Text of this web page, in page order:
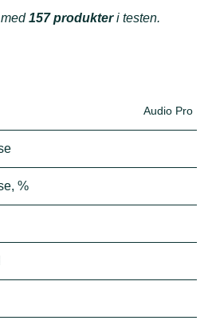
157 produkteri testen.
Audio Pro
%